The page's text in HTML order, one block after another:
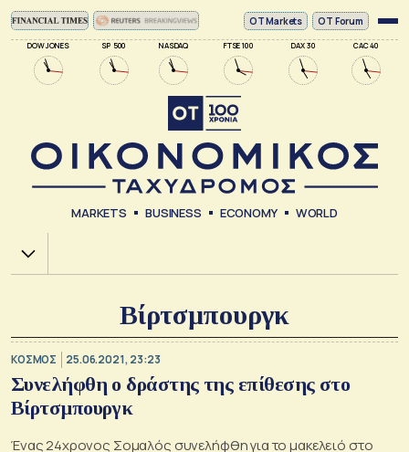
DOW JONES SP 500 NASDAQ FTSE 100 DAX 30 CAC 40
ΟΤ Markets OT Forum
MARKETS BUSINESS ECONOMY WORLD
Χ.Α.
Βίρτσμπουργκ
ΚΟΣΜΟΣ 25.06.2021, 23:23
Συνελήφθη ο δράστης της επίθεσης στο
Βίρτσμπουργκ
Ένας 24χρονος Σομαλός συνελήφθη για το μακελειό στο